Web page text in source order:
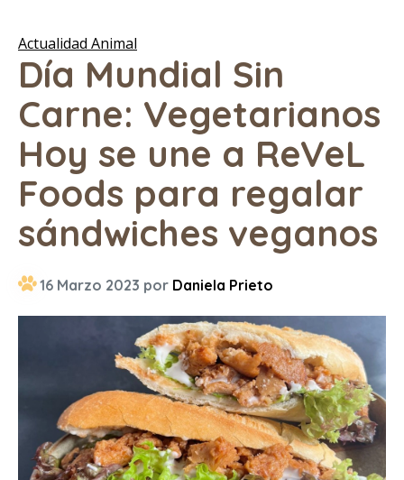
Actualidad Animal
Día Mundial Sin
Carne: Vegetarianos
Hoy se une a ReVeL
Foods para regalar
sándwiches veganos
16 Marzo 2023 por Daniela Prieto